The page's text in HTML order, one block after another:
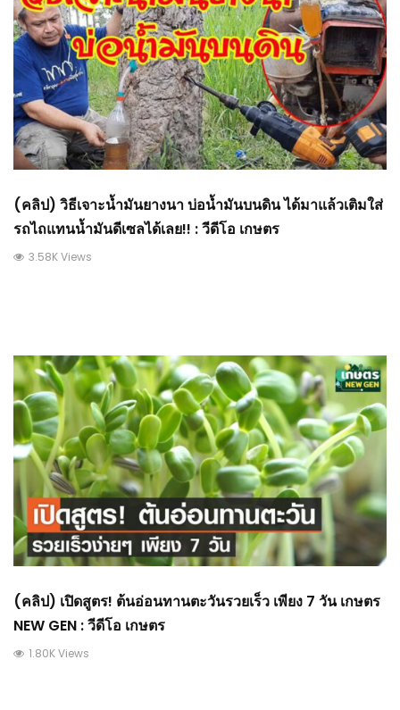
(คลิป) วิธีเจาะน้ำมันยางนา บ่อน้ำมันบนดิน ได้มาแล้วเติมใส่
รถไถแทนน้ำมันดีเซลได้เลย!! : วีดีโอ เกษตร
3.58K Views
(คลิป) เปิดสูตร! ต้นอ่อนทานตะวันรวยเร็ว เพียง 7 วัน เกษตร
NEW GEN : วีดีโอ เกษตร
1.80K Views